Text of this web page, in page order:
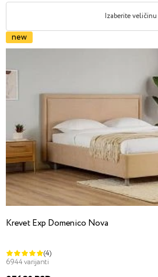
Izaberite veličinu
new
Krevet Exp Domenico Nova
(4)
6944 varijanti